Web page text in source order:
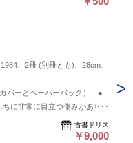
、2冊 (別冊とも)、28cm、
バーとペーパーバック） ●
に非常に目立つ傷みがありま
かに汚れ。見開き見返しにシ
紙にわずかに擦れとふち・角に
古書ドリス
￥9,000